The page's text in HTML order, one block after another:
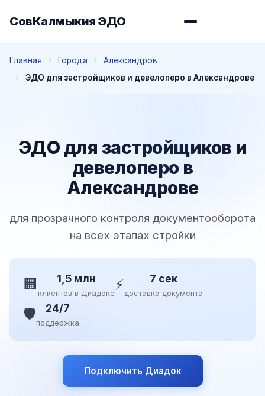
СовКалмыкия ЭДО
Главная Города
Александров
ЭДО для застройщиков и девелоперо в Александрове
ЭДО для застройщиков и
девелоперо в
Александрове
для прозрачного контроля документооборота
на всех этапах стройки
🏢 1,5 млн
клиентов в Диадоке⚡ 7 сек
доставка документа
🛡️ 24/7
поддержка
Подключить Диадок